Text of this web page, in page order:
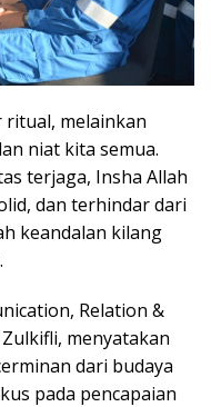
ritual, melainkan
niat kita semua.
terjaga, Insha Allah
dan terhindar dari
keandalan kilang
Relation &
menyatakan
dari budaya
pada pencapaian